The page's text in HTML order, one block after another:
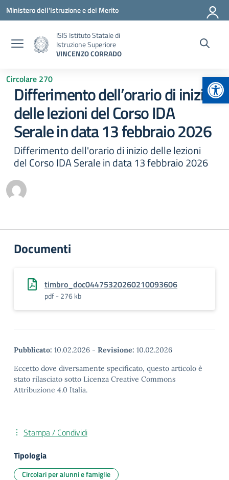
Vai ai contenuti
Vai al menu di navigazione
Vai al footer
Ministero dell'Istruzione e del Merito
ISIS Istituto Statale di
Istruzione Superiore
VINCENZO CORRADO
Circolare 270
Differimento dell’orario di inizio
delle lezioni del Corso IDA
Serale in data 13 febbraio 2026
Differimento dell'orario di inizio delle lezioni
del Corso IDA Serale in data 13 febbraio 2026
Documenti
timbro_doc04475320260210093606
pdf - 276 kb
Pubblicato: 10.02.2026 - Revisione: 10.02.2026
Eccetto dove diversamente specificato, questo articolo è
stato rilasciato sotto Licenza Creative Commons
Attribuzione 4.0 Italia.
Stampa / Condividi
Tipologia
Circolari per alunni e famiglie